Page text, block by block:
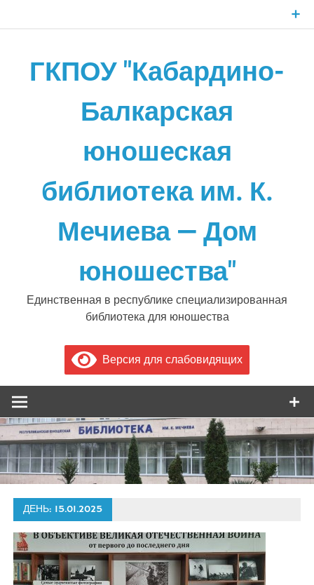
ГКПОУ "Кабардино-
Балкарская
юношеская
библиотека им. К.
Мечиева — Дом
юношества"
Единственная в республике специализированная
библиотека для юношества
Версия для слабовидящих
ДЕНЬ: 15.01.2025